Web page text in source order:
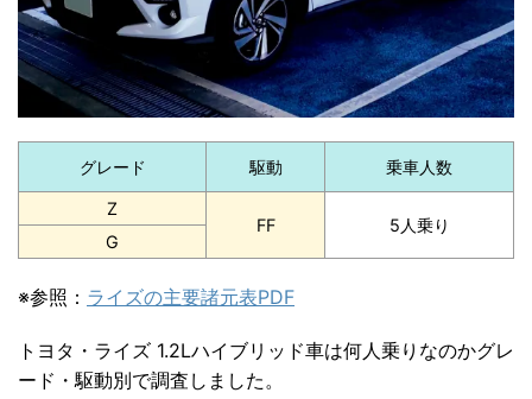
グレード 駆動 乗車人数
Z
FF
5人乗り
G
※参照： ライズの主要諸元表PDF
トヨタ・ライズ 1.2Lハイブリッド車は何人乗りなのかグレ
ード・駆動別で調査しました。